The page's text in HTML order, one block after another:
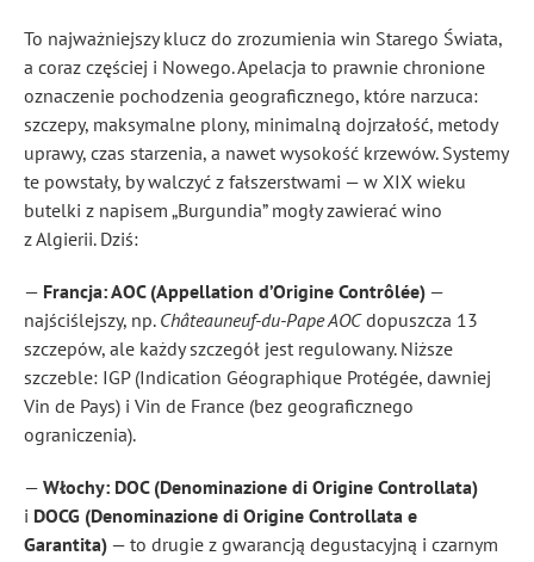
To najważniejszy klucz do zrozumienia win Starego Świata,
a coraz częściej i Nowego. Apelacja to prawnie chronione
oznaczenie pochodzenia geograficznego, które narzuca:
szczepy, maksymalne plony, minimalną dojrzałość, metody
uprawy, czas starzenia, a nawet wysokość krzewów. Systemy
te powstały, by walczyć z fałszerstwami — w XIX wieku
butelki z napisem „Burgundia” mogły zawierać wino
z Algierii. Dziś:
— Francja: AOC (Appellation d’Origine Contrôlée) —
najściślejszy, np. Châteauneuf-du-Pape AOCdopuszcza 13
szczepów, ale każdy szczegół jest regulowany. Niższe
szczeble: IGP (Indication Géographique Protégée, dawniej
Vin de Pays) i Vin de France (bez geograficznego
ograniczenia).
— Włochy: DOC (Denominazione di Origine Controllata)
i DOCG (Denominazione di Origine Controllata e
Garantita) — to drugie z gwarancją degustacyjną i czarnym